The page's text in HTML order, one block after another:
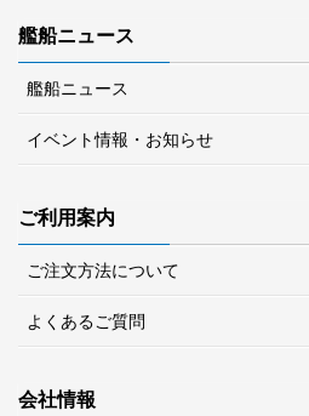
艦船ニュース
艦船ニュース
イベント情報・お知らせ
ご利用案内
ご注文方法について
よくあるご質問
会社情報